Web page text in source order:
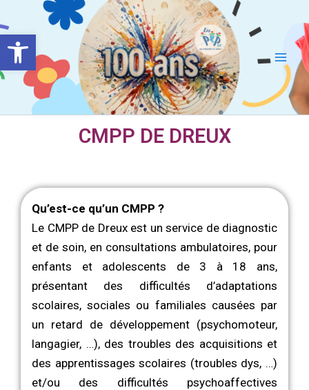
Ouvrir la barre d’outils
au
contenu
CMPP DE DREUX
Qu’est-ce qu’un CMPP ?
Le CMPP de Dreux est un service de diagnostic
et de soin, en consultations ambulatoires, pour
enfants et adolescents de 3 à 18 ans,
présentant des difficultés d’adaptations
scolaires, sociales ou familiales causées par
un retard de développement (psychomoteur,
langagier, …), des troubles des acquisitions et
des apprentissages scolaires (troubles dys, …)
et/ou des difficultés psychoaffectives